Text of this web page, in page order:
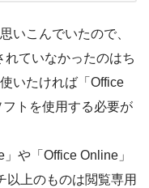
いこんでいたので、
ていなかったのはち
いたければ「Office
トを使用する必要が
や「Office Online」
以上のものは閲覧専用